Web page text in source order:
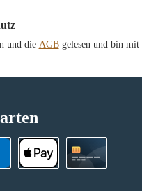
und die AGBgelesen und bin mit